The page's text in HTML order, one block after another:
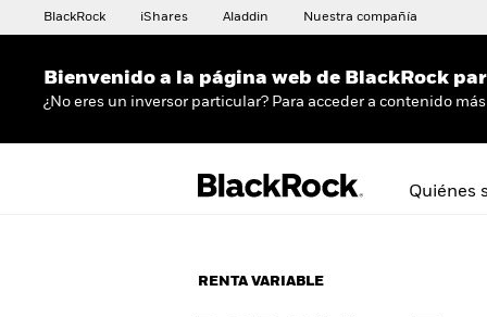
BlackRock iShares Aladdin Nuestra compañía
Bienvenido a la página web de BlackRock
¿No eres un inversor particular? Para acceder a contenido
Quiénes
RENTA VARIABLE